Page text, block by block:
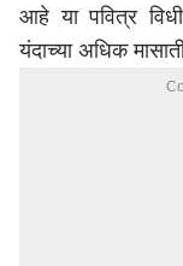
आहे या पवित्र
यंदाच्या अधिक